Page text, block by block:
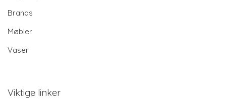
Brands
Møbler
Vaser
Viktige linker